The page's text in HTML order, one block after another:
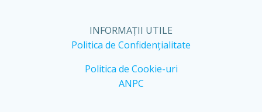
INFORMAȚII UTILE
Politica de Confidențialitate
Politica de Cookie-uri
ANPC